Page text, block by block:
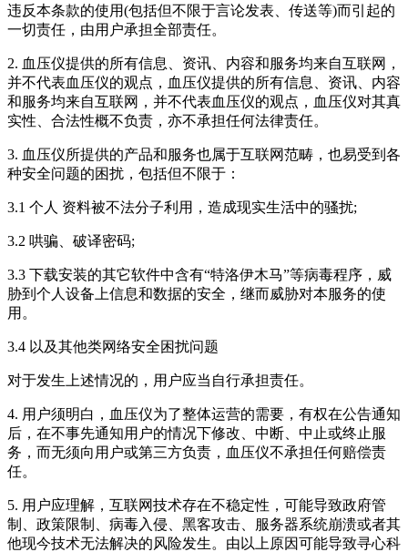
违反本条款的使用(包括但不限于言论发表、传送等)而引起的
一切责任，由用户承担全部责任。
2. 血压仪提供的所有信息、资讯、内容和服务均来自互联网，
并不代表血压仪的观点，血压仪提供的所有信息、资讯、内容
和服务均来自互联网，并不代表血压仪的观点，血压仪对其真
实性、合法性概不负责，亦不承担任何法律责任。
3. 血压仪所提供的产品和服务也属于互联网范畴，也易受到各
种安全问题的困扰，包括但不限于：
3.1 个人 资料被不法分子利用，造成现实生活中的骚扰;
3.2 哄骗、破译密码;
3.3 下载安装的其它软件中含有“特洛伊木马”等病毒程序，威
胁到个人设备上信息和数据的安全，继而威胁对本服务的使
用。
3.4 以及其他类网络安全困扰问题
对于发生上述情况的，用户应当自行承担责任。
4. 用户须明白，血压仪为了整体运营的需要，有权在公告通知
后，在不事先通知用户的情况下修改、中断、中止或终止服
务，而无须向用户或第三方负责，血压仪不承担任何赔偿责
任。
5. 用户应理解，互联网技术存在不稳定性，可能导致政府管
制、政策限制、病毒入侵、黑客攻击、服务器系统崩溃或者其
他现今技术无法解决的风险发生。由以上原因可能导致寻心科